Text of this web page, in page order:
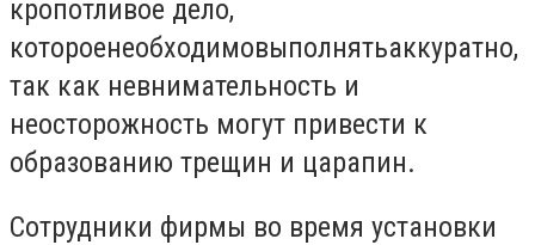
кропотливое дело,
котороенеобходимовыполнятьаккуратно,
так как невнимательность и
неосторожность могут привести к
образованию трещин и царапин.
Сотрудники фирмы во время установки